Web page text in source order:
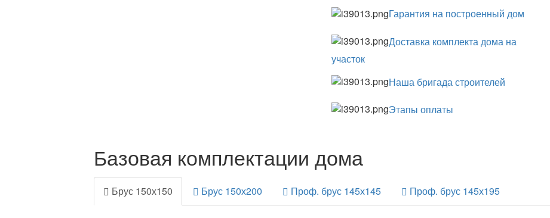
Гарантия на построенный дом
Доставка комплекта дома на
участок
Наша бригада строителей
Этапы оплаты
Базовая комплектации дома
Брус 150х150 Брус 150х200 Проф. брус 145х145 Проф. брус 145х195